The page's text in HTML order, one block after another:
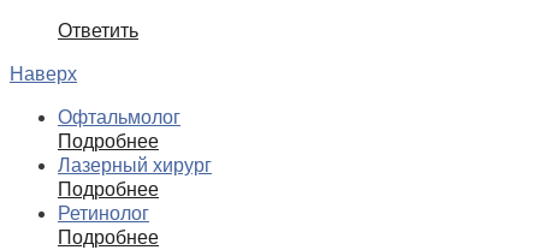
Ответить
Наверх
Офтальмолог
Подробнее
Лазерный хирург
Подробнее
Ретинолог
Подробнее